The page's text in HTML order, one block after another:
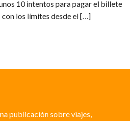
10 intentos para pagar el billete
los límites desde el […]
publicación sobre viajes,